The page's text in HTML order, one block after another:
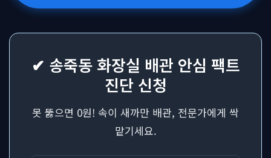
✔ 송죽동 화장실 배관 안심 팩트
진단 신청
못 뚫으면 0원! 속이 새까만 배관, 전문가에게 싹
맡기세요.